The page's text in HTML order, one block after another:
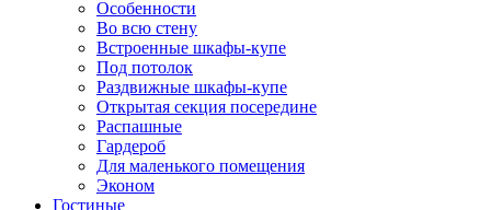
Особенности
Во всю стену
Встроенные шкафы-купе
Под потолок
Раздвижные шкафы-купе
Открытая секция посередине
Распашные
Гардероб
Для маленького помещения
Эконом
Гостиные